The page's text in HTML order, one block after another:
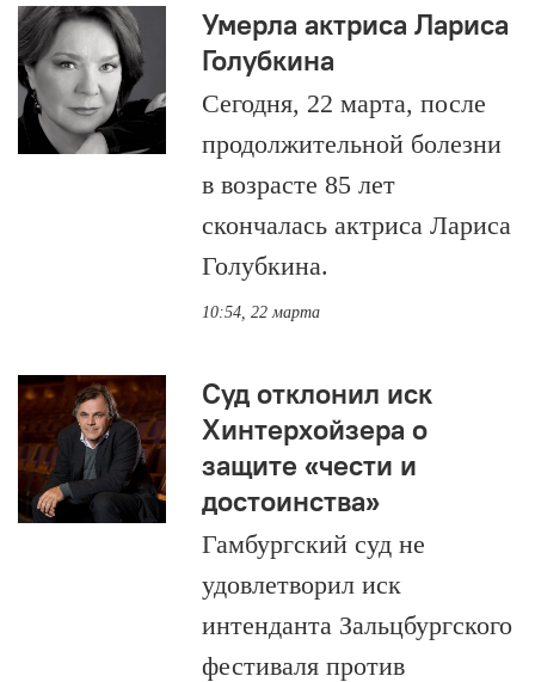
Умерла актриса Лариса
Голубкина
Сегодня, 22 марта, после
продолжительной болезни
в возрасте 85 лет
скончалась актриса Лариса
Голубкина.
10:54, 22 марта
Суд отклонил иск
Хинтерхойзера о
защите «чести и
достоинства»
Гамбургский суд не
удовлетворил иск
интенданта Зальцбургского
фестиваля против